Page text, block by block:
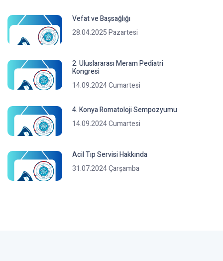
Vefat ve Başsağlığı
28.04.2025 Pazartesi
2. Uluslararası Meram Pediatri
Kongresi
14.09.2024 Cumartesi
4. Konya Romatoloji Sempozyumu
14.09.2024 Cumartesi
Acil Tıp Servisi Hakkında
31.07.2024 Çarşamba